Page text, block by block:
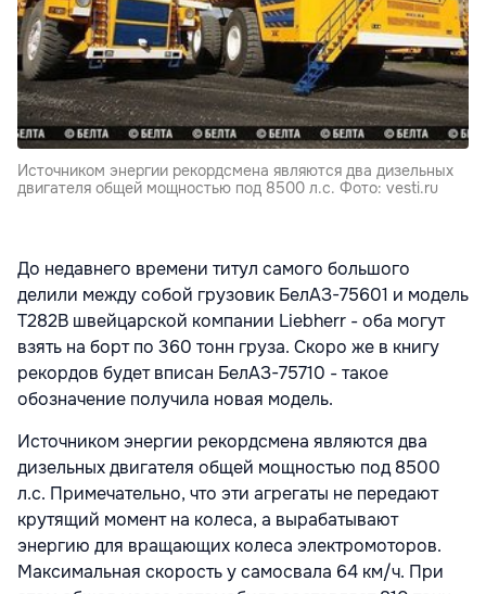
Источником энергии рекордсмена являются два дизельных
двигателя общей мощностью под 8500 л.с. Фото: vesti.ru
До недавнего времени титул самого большого
делили между собой грузовик БелАЗ-75601 и модель
T282B швейцарской компании Liebherr - оба могут
взять на борт по 360 тонн груза. Скоро же в книгу
рекордов будет вписан БелАЗ-75710 - такое
обозначение получила новая модель.
Источником энергии рекордсмена являются два
дизельных двигателя общей мощностью под 8500
л.с. Примечательно, что эти агрегаты не передают
крутящий момент на колеса, а вырабатывают
энергию для вращающих колеса электромоторов.
Максимальная скорость у самосвала 64 км/ч. При